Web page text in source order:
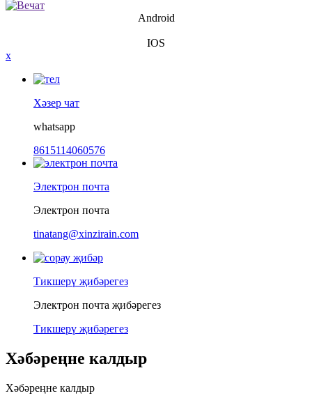
Android
IOS
x
Хәзер чат
whatsapp
8615114060576
Электрон почта
Электрон почта
tinatang@xinzirain.com
Тикшерү җибәрегез
Электрон почта җибәрегез
Тикшерү җибәрегез
Хәбәреңне калдыр
Хәбәреңне калдыр